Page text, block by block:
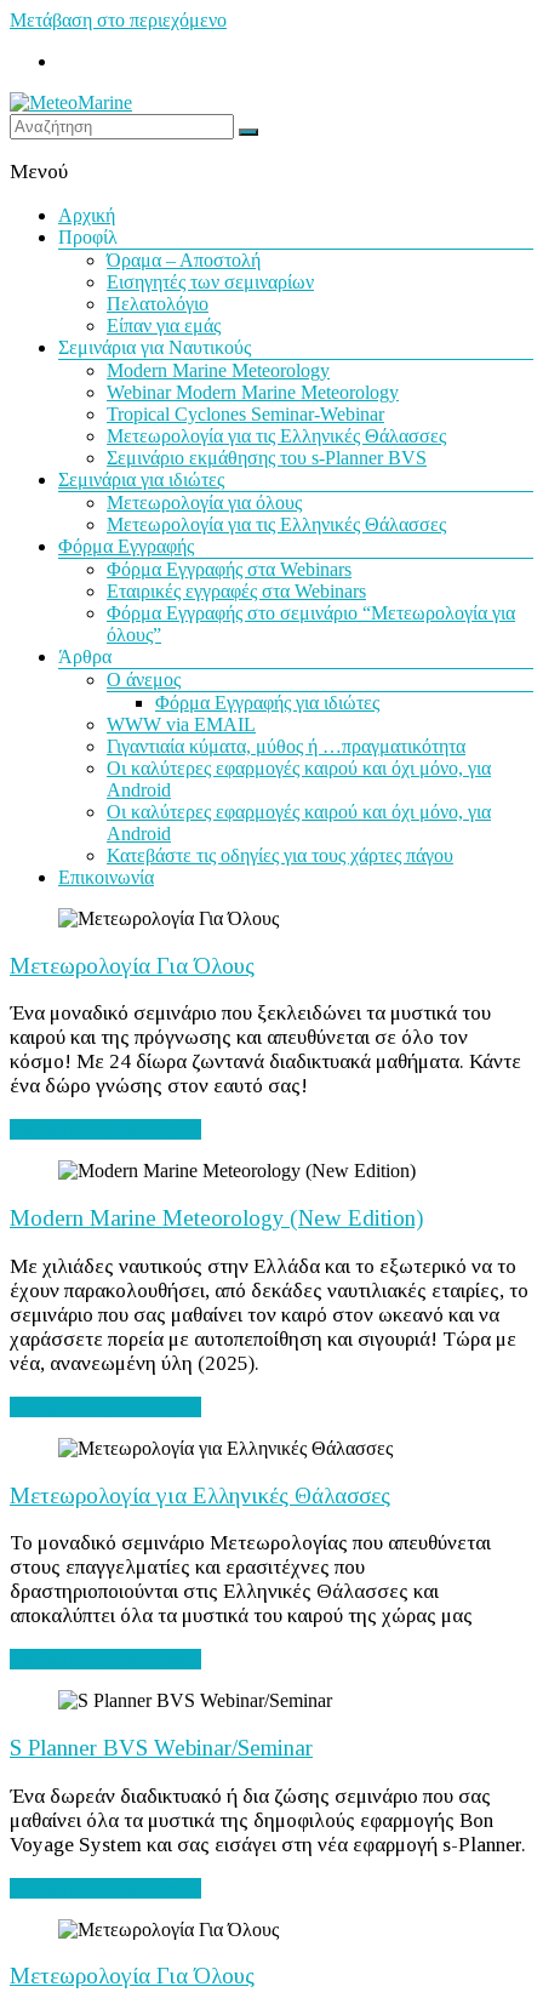
Μετάβαση στο περιεχόμενο
MeteoMarine
Μενού
Αρχική
Προφίλ
Όραμα – Αποστολή
Εισηγητές των σεμιναρίων
Πελατολόγιο
Είπαν για εμάς
Σεμινάρια για Ναυτικούς
Modern Marine Meteorology
Webinar Modern Marine Meteorology
Tropical Cyclones Seminar-Webinar
Μετεωρολογία για τις Ελληνικές Θάλασσες
Σεμινάριο εκμάθησης του s-Planner BVS
Σεμινάρια για ιδιώτες
Μετεωρολογία για όλους
Μετεωρολογία για τις Ελληνικές Θάλασσες
Φόρμα Εγγραφής
Φόρμα Εγγραφής στα Webinars
Εταιρικές εγγραφές στα Webinars
Φόρμα Εγγραφής στο σεμινάριο “Μετεωρολογία για
όλους”
Άρθρα
Ο άνεμος
Φόρμα Εγγραφής για ιδιώτες
WWW via EMAIL
Γιγαντιαία κύματα, μύθος ή …πραγματικότητα
Οι καλύτερες εφαρμογές καιρού και όχι μόνο, για
Android
Οι καλύτερες εφαρμογές καιρού και όχι μόνο, για
Android
Κατεβάστε τις οδηγίες για τους χάρτες πάγου
Επικοινωνία
Μετεωρολογία Για Όλους
Ένα μοναδικό σεμινάριο που ξεκλειδώνει τα μυστικά του
καιρού και της πρόγνωσης και απευθύνεται σε όλο τον
κόσμο! Με 24 δίωρα ζωντανά διαδικτυακά μαθήματα. Κάντε
ένα δώρο γνώσης στον εαυτό σας!
Modern Marine Meteorology (New Edition)
Με χιλιάδες ναυτικούς στην Ελλάδα και το εξωτερικό να το
έχουν παρακολουθήσει, από δεκάδες ναυτιλιακές εταιρίες, το
σεμινάριο που σας μαθαίνει τον καιρό στον ωκεανό και να
χαράσσετε πορεία με αυτοπεποίθηση και σιγουριά! Τώρα με
νέα, ανανεωμένη ύλη (2025).
Μετεωρολογία για Ελληνικές Θάλασσες
Το μοναδικό σεμινάριο Μετεωρολογίας που απευθύνεται
στους επαγγελματίες και ερασιτέχνες που
δραστηριοποιούνται στις Ελληνικές Θάλασσες και
αποκαλύπτει όλα τα μυστικά του καιρού της χώρας μας
S Planner BVS Webinar/Seminar
Ένα δωρεάν διαδικτυακό ή δια ζώσης σεμινάριο που σας
μαθαίνει όλα τα μυστικά της δημοφιλούς εφαρμογής Bon
Voyage System και σας εισάγει στη νέα εφαρμογή s-Planner.
Μετεωρολογία Για Όλους